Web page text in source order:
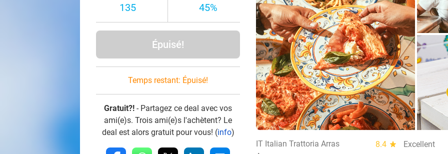
135
45%
Épuisé!
Temps restant: Épuisé!
Gratuit?! - Partagez ce deal avec vos
ami(e)s. Trois ami(e)s l'achètent? Le
deal est alors gratuit pour vous! (info)
IT Italian Trattoria Arras 8.4 star
Excellent